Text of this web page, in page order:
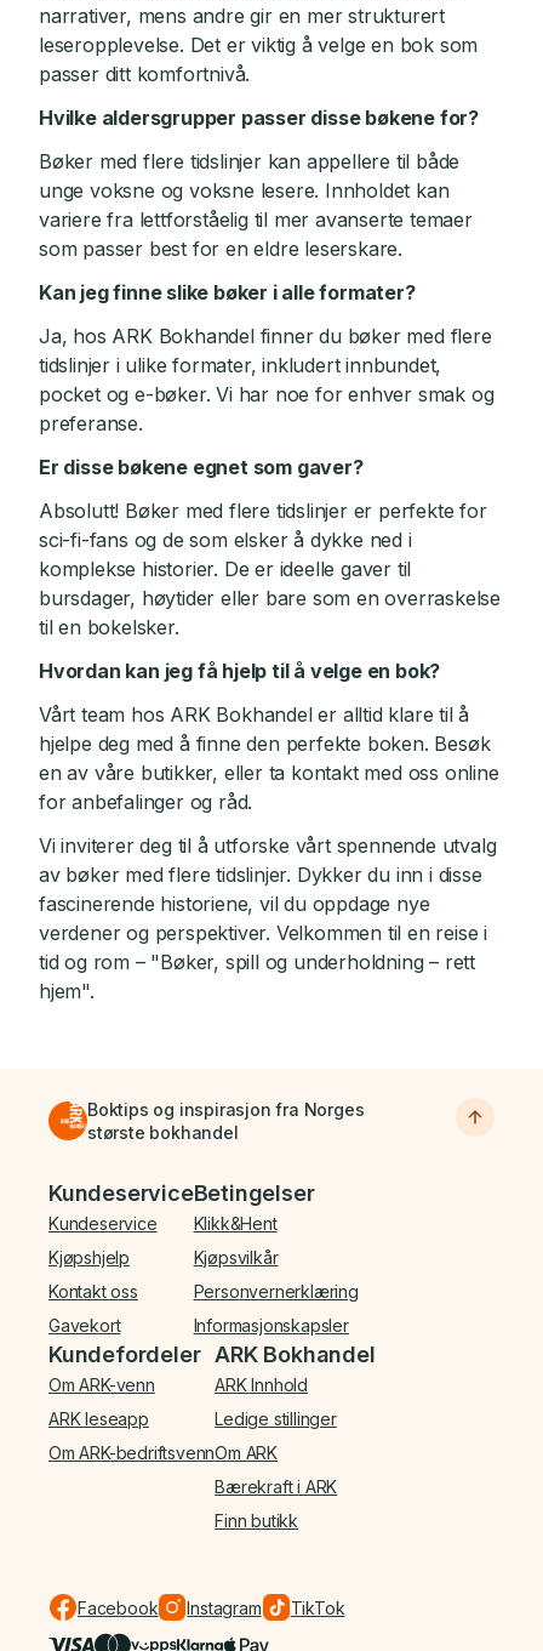
narrativer, mens andre gir en mer strukturert
leseropplevelse. Det er viktig å velge en bok som
passer ditt komfortnivå.
Hvilke aldersgrupper passer disse bøkene for?
Bøker med flere tidslinjer kan appellere til både
unge voksne og voksne lesere. Innholdet kan
variere fra lettforståelig til mer avanserte temaer
som passer best for en eldre leserskare.
Kan jeg finne slike bøker i alle formater?
Ja, hos ARK Bokhandel finner du bøker med flere
tidslinjer i ulike formater, inkludert innbundet,
pocket og e-bøker. Vi har noe for enhver smak og
preferanse.
Er disse bøkene egnet som gaver?
Absolutt! Bøker med flere tidslinjer er perfekte for
sci-fi-fans og de som elsker å dykke ned i
komplekse historier. De er ideelle gaver til
bursdager, høytider eller bare som en overraskelse
til en bokelsker.
Hvordan kan jeg få hjelp til å velge en bok?
Vårt team hos ARK Bokhandel er alltid klare til å
hjelpe deg med å finne den perfekte boken. Besøk
en av våre butikker, eller ta kontakt med oss online
for anbefalinger og råd.
Vi inviterer deg til å utforske vårt spennende utvalg
av bøker med flere tidslinjer. Dykker du inn i disse
fascinerende historiene, vil du oppdage nye
verdener og perspektiver. Velkommen til en reise i
tid og rom – "Bøker, spill og underholdning – rett
hjem".
Boktips og inspirasjon fra Norges
største bokhandel
Bunnmeny
Kundeservice
Kundeservice
Kjøpshjelp
Kontakt oss
Gavekort
Betingelser
Klikk&Hent
Kjøpsvilkår
Personvernerklæring
Informasjonskapsler
Kundefordeler
Om ARK-venn
ARK leseapp
Om ARK-bedriftsvenn
ARK Bokhandel
ARK Innhold
Ledige stillinger
Om ARK
Bærekraft i ARK
Finn butikk
Facebook Instagram TikTok